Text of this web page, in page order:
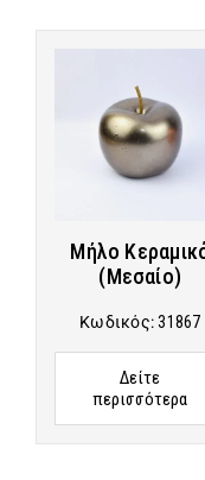
Μήλο
(Μεσαίο)
Κωδικός:31867
Δείτε
περισσότερα